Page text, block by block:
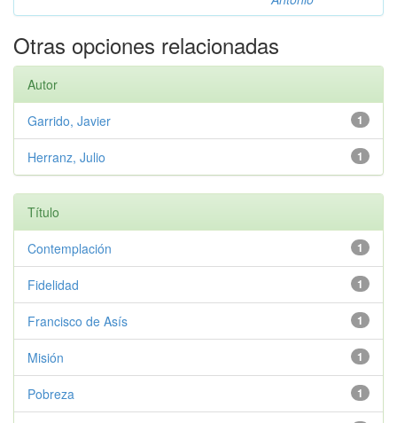
Otras opciones relacionadas
Autor
1
Garrido, Javier
1
Herranz, Julio
Título
1
Contemplación
1
Fidelidad
1
Francisco de Asís
1
Misión
1
Pobreza